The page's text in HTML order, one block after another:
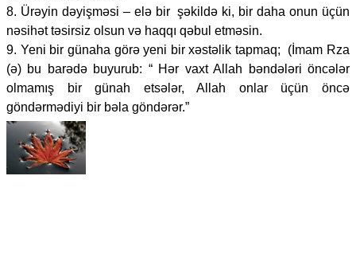
8. Ürəyin dəyişməsi – elə bir şəkildə ki, bir daha onun üçün
nəsihət təsirsiz olsun və haqqı qəbul etməsin.
9. Yeni bir günaha görə yeni bir xəstəlik tapmaq; (İmam Rza
(ə) bu barədə buyurub: “ Hər vaxt Allah bəndələri öncələr
olmamış bir günah etsələr, Allah onlar üçün öncə
göndərmədiyi bir bəla göndərər.”